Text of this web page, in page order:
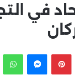
في
Pinterest